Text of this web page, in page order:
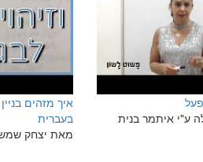
ע"י איתמר בנית
איך מזהים
בעברית
מאת יצחק